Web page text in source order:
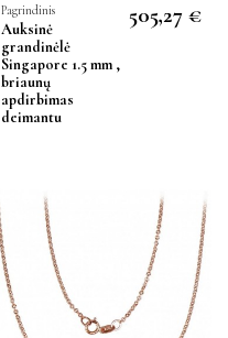
Pagrindinis
Auksinė
grandinėlė
Singapore 1.5 mm ,
briaunų
apdirbimas
deimantu
505,27 €